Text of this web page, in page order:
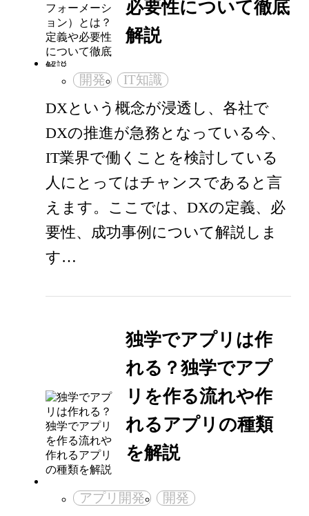
必要性について徹底
解説
開発 IT知識
DXという概念が浸透し、各社で
DXの推進が急務となっている今、
IT業界で働くことを検討している
人にとってはチャンスであると言
えます。ここでは、DXの定義、必
要性、成功事例について解説しま
す…
独学でアプリは作
れる？独学でアプ
リを作る流れや作
れるアプリの種類
を解説
アプリ開発 開発